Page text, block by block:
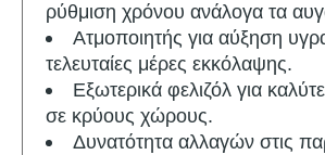
ρύθμιση χρόνου ανάλογα τα
Ατμοποιητής για αύξηση
τελευταίες μέρες εκκόλαψης.
Εξωτερικά φελιζόλ για
σε κρύους χώρους.
Δυνατότητα αλλαγών στις